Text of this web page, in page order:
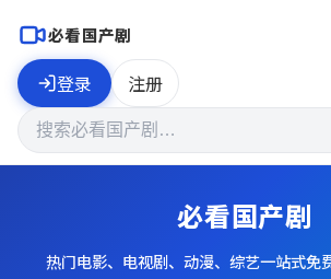
必看国产剧
登录 注册
必看国产剧
热门电影、电视剧、动漫、综艺一站式免